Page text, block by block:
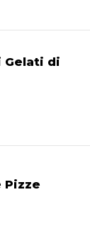
Gelati di
Pizze